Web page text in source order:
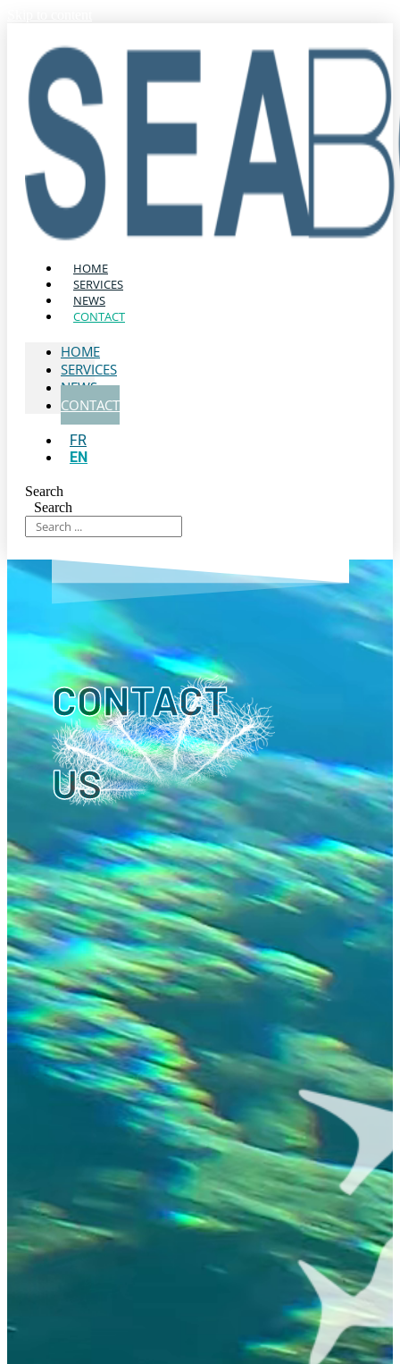
HOME
SERVICES
NEWS
CONTACT
HOME
SERVICES
NEWS
CONTACT
FR
EN
Search
Search
CONTACT
US